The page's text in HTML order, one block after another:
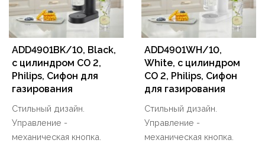
ADD4901BK/10, Black,
c цилиндром CO 2,
Philips, Сифон для
газирования
Стильный дизайн.
Управление -
механическая кнопка.
ADD4901WH/10,
White, c цилиндром
CO 2, Philips, Сифон
для газирования
Стильный дизайн.
Управление -
механическая кнопка.